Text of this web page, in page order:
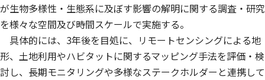
が生物多様性・生態系に及ぼす影響の解明に関する調査・研究
を様々な空間及び時間スケールで実施する。
具体的には、3年後を目処に、リモートセンシングによる地
形、土地利用やハビタットに関するマッピング手法を評価・検
討し、長期モニタリングや多様なステークホルダーと連携して